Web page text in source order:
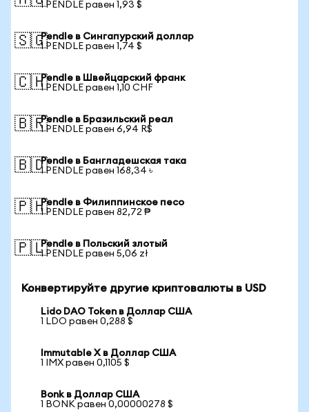
1 PENDLE равен 1,93 $
🇸🇬Pendle в Сингапурский доллар
1 PENDLE равен 1,74 $
🇨🇭Pendle в Швейцарский франк
1 PENDLE равен 1,10 CHF
🇧🇷Pendle в Бразильский реал
1 PENDLE равен 6,94 R$
🇧🇩Pendle в Бангладешская така
1 PENDLE равен 168,34 ৳
🇵🇭Pendle в Филиппинское песо
1 PENDLE равен 82,72 ₱
🇵🇱Pendle в Польский злотый
1 PENDLE равен 5,06 zł
Конвертируйте другие криптовалюты в USD
Lido DAO Token в Доллар США
1 LDO равен 0,288 $
Immutable X в Доллар США
1 IMX равен 0,1105 $
Bonk в Доллар США
1 BONK равен 0,00000278 $